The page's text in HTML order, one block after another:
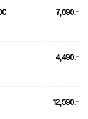
7,690.-
4,490.-
12,590.-